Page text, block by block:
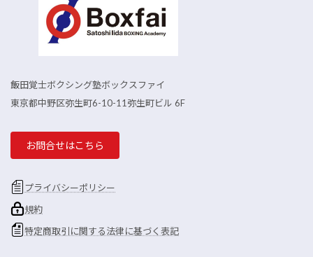
飯田覚士ボクシング塾ボックスファイ
東京都中野区弥生町6-10-11弥生町ビル 6F
お問合せはこちら
プライバシーポリシー
規約
特定商取引に関する法律に基づく表記